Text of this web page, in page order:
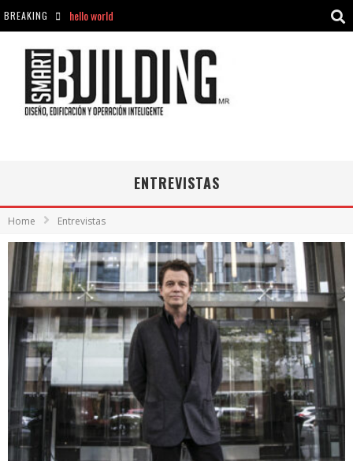
BREAKING
hello world
hello world
ENTREVISTAS
Home Entrevistas